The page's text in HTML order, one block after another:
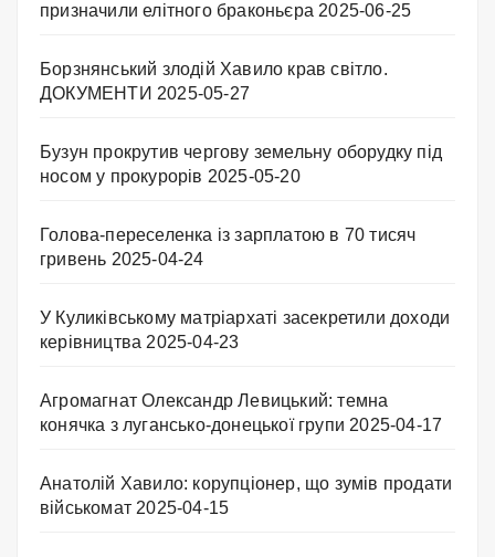
призначили елітного браконьєра 2025-06-25
Борзнянський злодій Хавило крав світло.
ДОКУМЕНТИ 2025-05-27
Бузун прокрутив чергову земельну оборудку під
носом у прокурорів 2025-05-20
Голова-переселенка із зарплатою в 70 тисяч
гривень 2025-04-24
У Куликівському матріархаті засекретили доходи
керівництва 2025-04-23
Агромагнат Олександр Левицький: темна
конячка з лугансько-донецької групи 2025-04-17
Анатолій Хавило: корупціонер, що зумів продати
військомат 2025-04-15